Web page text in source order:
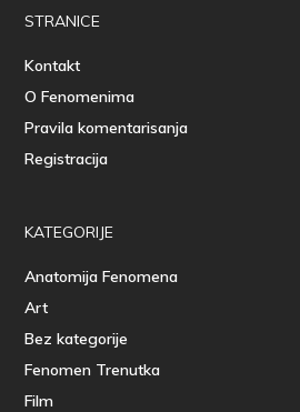
STRANICE
Kontakt
O Fenomenima
Pravila komentarisanja
Registracija
KATEGORIJE
Anatomija Fenomena
Art
Bez kategorije
Fenomen Trenutka
Film